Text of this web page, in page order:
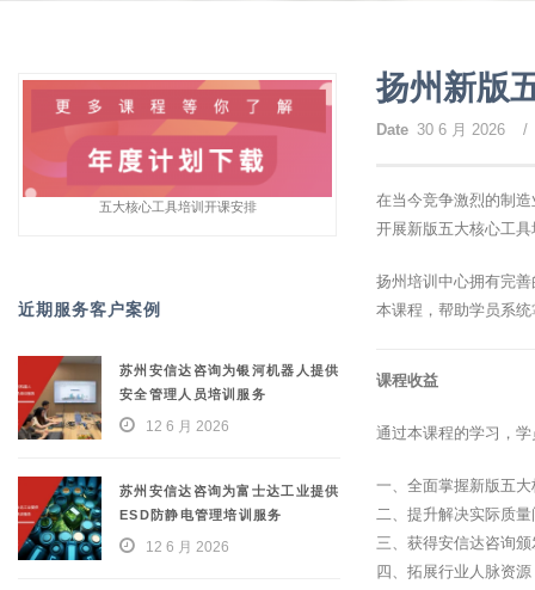
扬州新版
Date 30 6 月 2026 /
在当今竞争激烈的制
开展新版五大核心工
扬州培训中心拥有完
本课程，帮助学员系
课程收益
通过本课程的学习，
一、全面掌握新版五
二、提升解决实际质
三、获得安信达咨询
四、拓展行业人脉资
五大核心工具培训开课安排
近期服务客户案例
苏州安信达咨询为银河机器人提供
安全管理人员培训服务
12 6 月 2026
苏州安信达咨询为富士达工业提供
ESD防静电管理培训服务
12 6 月 2026